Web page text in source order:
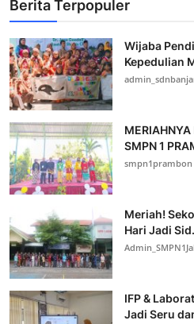
Berita Terpopuler
Wijaba
Kepedulian
MERIAHNYA
SMPN 1
smpn1prambon
Meriah!
Hari Jadi
IFP &
Jadi Seru